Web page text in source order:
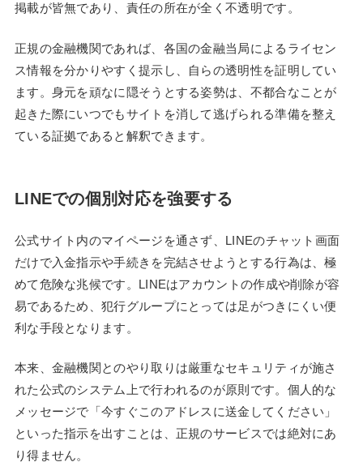
掲載が皆無であり、責任の所在が全く不透明です。
正規の金融機関であれば、各国の金融当局によるライセン
ス情報を分かりやすく提示し、自らの透明性を証明してい
ます。身元を頑なに隠そうとする姿勢は、不都合なことが
起きた際にいつでもサイトを消して逃げられる準備を整え
ている証拠であると解釈できます。
LINEでの個別対応を強要する
公式サイト内のマイページを通さず、LINEのチャット画面
だけで入金指示や手続きを完結させようとする行為は、極
めて危険な兆候です。LINEはアカウントの作成や削除が容
易であるため、犯行グループにとっては足がつきにくい便
利な手段となります。
本来、金融機関とのやり取りは厳重なセキュリティが施さ
れた公式のシステム上で行われるのが原則です。個人的な
メッセージで「今すぐこのアドレスに送金してください」
といった指示を出すことは、正規のサービスでは絶対にあ
り得ません。